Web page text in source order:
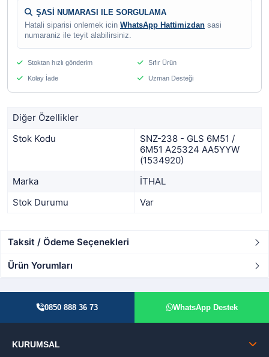
ŞASİ NUMARASI ILE SORGULAMA
Hatali siparisi onlemek icin WhatsApp Hattimizdan sasi
numaraniz ile teyit alabilirsiniz.
Stoktan hızlı gönderim Sıfır Ürün
Kolay İade Uzman Desteği
Diğer Özellikler
Stok Kodu
SNZ-238 - GLS 6M51 /
6M51 A25324 AA5YYW
(1534920)
Marka
İTHAL
Stok Durumu
Var
Taksit / Ödeme Seçenekleri
Ürün Yorumları
0850 888 36 73 WhatsApp Destek
KURUMSAL